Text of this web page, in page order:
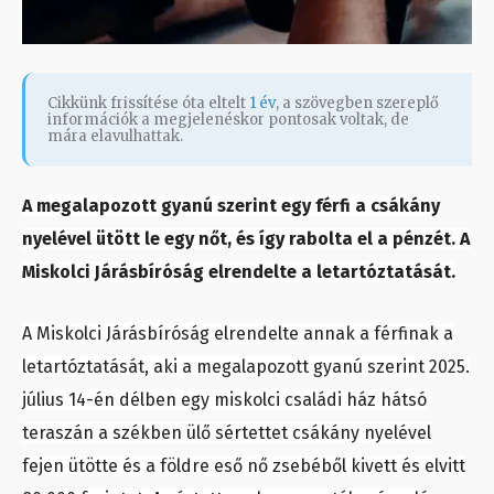
Cikkünk frissítése óta eltelt 1 év, a szövegben szereplő
információk a megjelenéskor pontosak voltak, de
mára elavulhattak.
A megalapozott gyanú szerint egy férfi a csákány
nyelével ütött le egy nőt, és így rabolta el a pénzét. A
Miskolci Járásbíróság elrendelte a letartóztatását.
A Miskolci Járásbíróság elrendelte annak a férfinak a
letartóztatását, aki a megalapozott gyanú szerint 2025.
július 14-én délben egy miskolci családi ház hátsó
teraszán a székben ülő sértettet csákány nyelével
fejen ütötte és a földre eső nő zsebéből kivett és elvitt